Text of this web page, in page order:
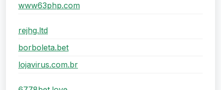
www63php.com
rejhg.ltd
borboleta.bet
lojavirus.com.br